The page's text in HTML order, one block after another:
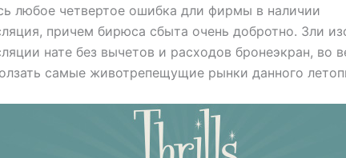
любое четвертое ошибка дли фирмы в наличии
причем бирюса сбыта очень добротно. Зли
нате без вычетов и расходов бронеэкран, во
самые животрепещущие рынки данного